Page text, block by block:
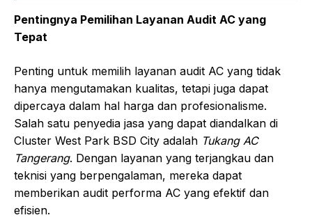
Pentingnya Pemilihan Layanan Audit AC yang
Tepat
Penting untuk memilih layanan audit AC yang tidak
hanya mengutamakan kualitas, tetapi juga dapat
dipercaya dalam hal harga dan profesionalisme.
Salah satu penyedia jasa yang dapat diandalkan di
Cluster West Park BSD City adalah Tukang AC
Tangerang. Dengan layanan yang terjangkau dan
teknisi yang berpengalaman, mereka dapat
memberikan audit performa AC yang efektif dan
efisien.